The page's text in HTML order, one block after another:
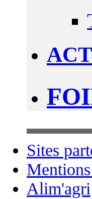
Sites
Alim'agri